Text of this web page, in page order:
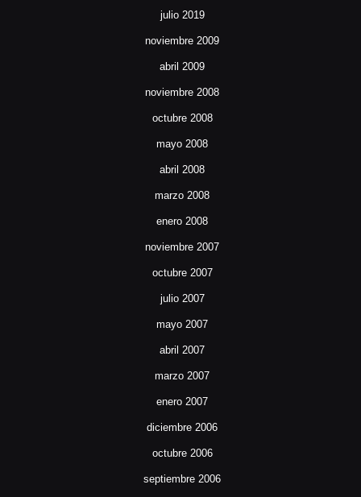
julio 2019
noviembre 2009
abril 2009
noviembre 2008
octubre 2008
mayo 2008
abril 2008
marzo 2008
enero 2008
noviembre 2007
octubre 2007
julio 2007
mayo 2007
abril 2007
marzo 2007
enero 2007
diciembre 2006
octubre 2006
septiembre 2006